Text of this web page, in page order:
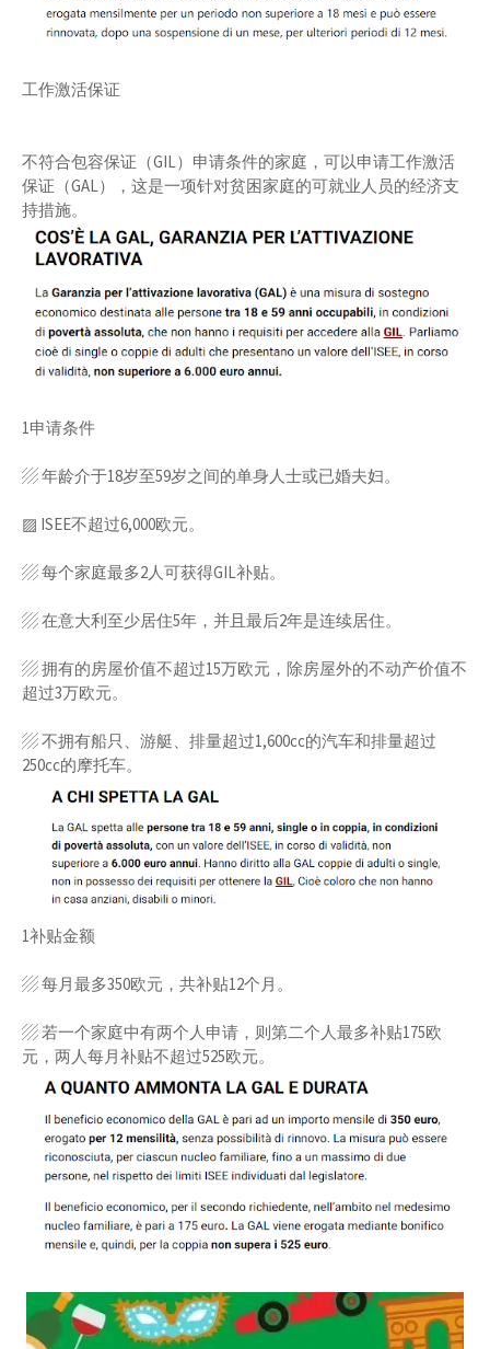
工作激活保证
不符合包容保证（GIL）申请条件的家庭，可以申请工作激活
保证（GAL），这是一项针对贫困家庭的可就业人员的经济支
持措施。
1申请条件
▨ 年龄介于18岁至59岁之间的单身人士或已婚夫妇。
▨ ISEE不超过6,000欧元。
▨ 每个家庭最多2人可获得GIL补贴。
▨ 在意大利至少居住5年，并且最后2年是连续居住。
▨ 拥有的房屋价值不超过15万欧元，除房屋外的不动产价值不
超过3万欧元。
▨ 不拥有船只、游艇、排量超过1,600cc的汽车和排量超过
250cc的摩托车。
1补贴金额
▨ 每月最多350欧元，共补贴12个月。
▨ 若一个家庭中有两个人申请，则第二个人最多补贴175欧
元，两人每月补贴不超过525欧元。